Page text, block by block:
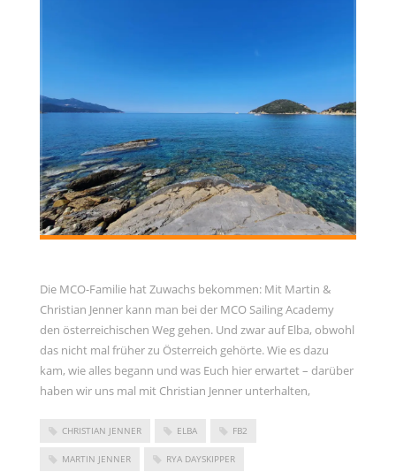
MCO Team
News
OceanLife
RYA Training
Schulungsyacht
Törnbericht OceanLife
Törnbericht Training
ARCHIVE
September 2023
Juni 2023
Die MCO-Familie hat Zuwachs bekommen: Mit Martin &
Christian Jenner kann man bei der MCO Sailing Academy
den österreichischen Weg gehen. Und zwar auf Elba, obwohl
das nicht mal früher zu Österreich gehörte. Wie es dazu
kam, wie alles begann und was Euch hier erwartet – darüber
haben wir uns mal mit Christian Jenner unterhalten,
CHRISTIAN JENNER ELBA FB2
MARTIN JENNER RYA DAYSKIPPER